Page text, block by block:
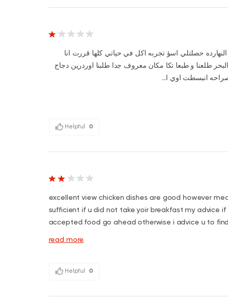
حصلتلي اسؤ تجربه اكل في حياتي كلها قررت انا
طلعنا و طبعا تكا مكان معروف جدا طلبنا اوردرين دجاج
انبسطت اوي ا...
Helpful 0
excellent view chicken dishes are good however
sufficient if u did not take yoir breakfast my advice
accepted food go ahead otherwise i advice u to find
read more
Helpful 0